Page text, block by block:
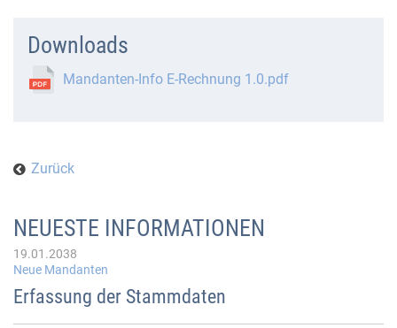
Downloads
Mandanten-Info E-Rechnung 1.0.pdf
Zurück
NEUESTE INFORMATIONEN
19.01.2038
Neue Mandanten
Erfassung der Stammdaten